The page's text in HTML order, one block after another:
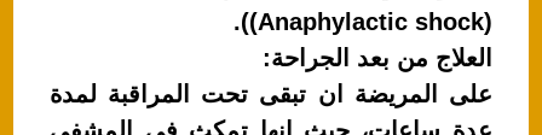
(Anaphylactic shock)).
العلاج من بعد الجراحة:
على المريضة ان تبقى تحت المراقبة لمدة